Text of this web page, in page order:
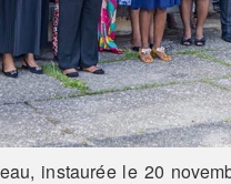
instaurée le 20